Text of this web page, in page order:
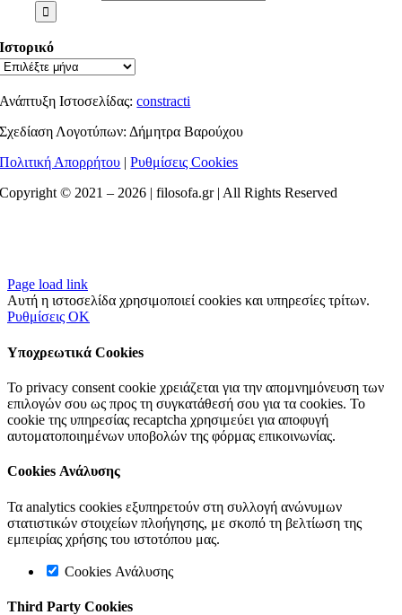
Ιστορικό
Ανάπτυξη Ιστοσελίδας:constracti
Σχεδίαση Λογοτύπων: Δήμητρα Βαρούχου
Πολιτική Απορρήτου |Ρυθμίσεις Cookies
Copyright © 2021 –2026 | filosofa.gr | All Rights Reserved
Page load link
Αυτή η ιστοσελίδα χρησιμοποιεί cookies και υπηρεσίες τρίτων.
Ρυθμίσεις OK
Υποχρεωτικά Cookies
Το privacy consent cookie χρειάζεται για την απομνημόνευση των
επιλογών σου ως προς τη συγκατάθεσή σου για τα cookies. Το
cookie της υπηρεσίας recaptcha χρησιμεύει για αποφυγή
αυτοματοποιημένων υποβολών της φόρμας επικοινωνίας.
Cookies Ανάλυσης
Τα analytics cookies εξυπηρετούν στη συλλογή ανώνυμων
στατιστικών στοιχείων πλοήγησης, με σκοπό τη βελτίωση της
εμπειρίας χρήσης του ιστοτόπου μας.
Cookies Ανάλυσης
Third Party Cookies